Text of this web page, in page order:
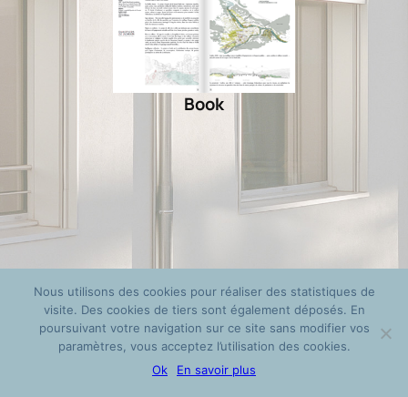
Book
Nous utilisons des cookies pour réaliser des statistiques de
visite. Des cookies de tiers sont également déposés. En
poursuivant votre navigation sur ce site sans modifier vos
paramètres, vous acceptez l’utilisation des cookies.
Ok
En savoir plus